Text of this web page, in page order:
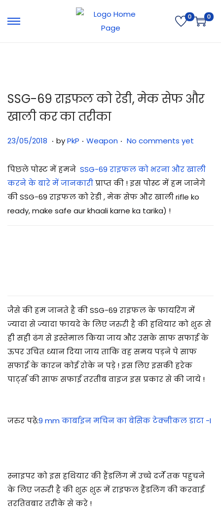
0 0
SSG-69 राइफल को रेडी, मेक सेफ और
खाली कर का तरीका
Posted on
23/05/2018 3
/
0
7
/
. byPkP . Posted in
Weapon . No comments yet
पिछले पोस्ट में हमने SSG-69 राइफल को भरना और खाली
करने के बारे में जानकारीप्राप्त की ! इस पोस्ट में हम जानेगे
की SSG-69 राइफल को रेडी , मेक सेफ और खाली rifle ko
ready, make safe aur khaali karne ka tarika) !
जैसे की हम जानते है कीSSG-69 राइफल के फायरिंग में
ज्यादा से ज्यादा फायदे के लिए जरुरी है की हथियार को शुरू से
ही सही ढंग से इस्तेमाल किया जाय और उसके साफ सफाई के
ऊपर उचित ध्यान दिया जाय ताकि वह समय पड़ने पे साफ
सफाई के कारन कोई रोके न पड़े ! इस लिए इसकी हरेक
पार्ट्स की साफ सफाई तरतीब वाइज इस प्रकार से की जाये !
जरुर पढ़े:9 mm कार्बाइन मचिन का बेसिक टेक्नीकल डाटा -I
स्नाइपर को इस हथियार की हैंडलिंग में उच्चे दर्जे तक पहुचने
के लिए जरुरी है की शुरू शुरू में राइफल हैंडलिंग की करवाई
तरतिवबार तरीके से करे !